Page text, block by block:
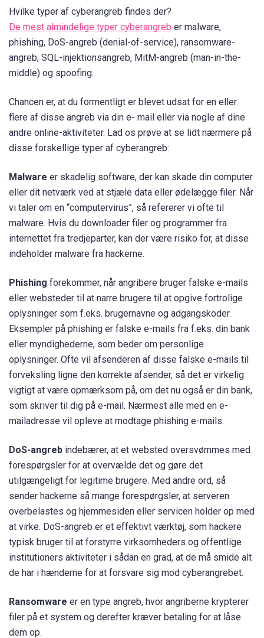
Hvilke typer af cyberangreb findes der?
De mest almindelige typer cyberangreb er malware,
phishing, DoS-angreb (denial-of-service), ransomware-
angreb, SQL-injektionsangreb, MitM-angreb (man-in-the-
middle) og spoofing.
Chancen er, at du formentligt er blevet udsat for en eller
flere af disse angreb via din e- mail eller via nogle af dine
andre online-aktiviteter. Lad os prøve at se lidt nærmere på
disse forskellige typer af cyberangreb:
Malware er skadelig software, der kan skade din computer
eller dit netværk ved at stjæle data eller ødelægge filer. Når
vi taler om en “computervirus”, så refererer vi ofte til
malware. Hvis du downloader filer og programmer fra
internettet fra tredjeparter, kan der være risiko for, at disse
indeholder malware fra hackerne.
Phishing forekommer, når angribere bruger falske e-mails
eller websteder til at narre brugere til at opgive fortrolige
oplysninger som f.eks. brugernavne og adgangskoder.
Eksempler på phishing er falske e-mails fra f.eks. din bank
eller myndighederne, som beder om personlige
oplysninger. Ofte vil afsenderen af disse falske e-mails til
forveksling ligne den korrekte afsender, så det er virkelig
vigtigt at være opmærksom på, om det nu også er din bank,
som skriver til dig på e-mail. Nærmest alle med en e-
mailadresse vil opleve at modtage phishing e-mails.
DoS-angreb indebærer, at et websted oversvømmes med
forespørgsler for at overvælde det og gøre det
utilgængeligt for legitime brugere. Med andre ord, så
sender hackerne så mange forespørgsler, at serveren
overbelastes og hjemmesiden eller servicen holder op med
at virke. DoS-angreb er et effektivt værktøj, som hackere
typisk bruger til at forstyrre virksomheders og offentlige
institutioners aktiviteter i sådan en grad, at de må smide alt
de har i hænderne for at forsvare sig mod cyberangrebet.
Ransomware er en type angreb, hvor angriberne krypterer
filer på et system og derefter kræver betaling for at låse
dem op.